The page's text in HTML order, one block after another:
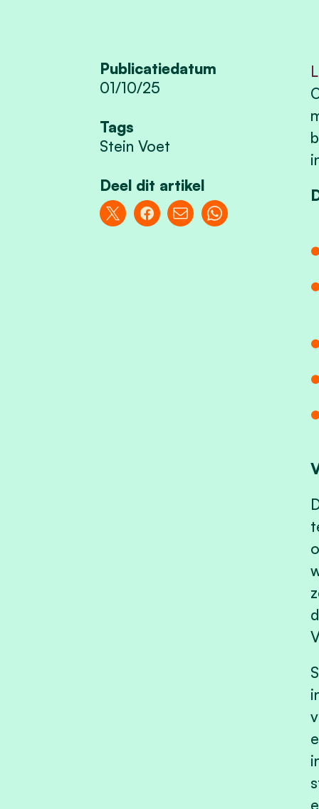
Publicatiedatum
01/10/25
Tags
Stein Voet
Deel dit artikel